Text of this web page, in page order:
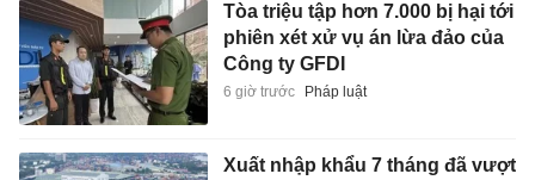
Tòa triệu tập hơn 7.000 bị hại tới
phiên xét xử vụ án lừa đảo của
Công ty GFDI
6 giờ trước Pháp luật
Xuất nhập khẩu 7 tháng đã vượt